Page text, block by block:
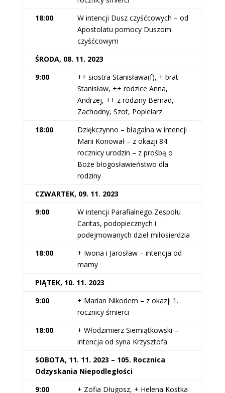
18:00
W intencji Dusz czyśćcowych – od
Apostolatu pomocy Duszom
czyśćcowym
ŚRODA, 08. 11. 2023
9:00
++ siostra Stanisława(f), + brat
Stanisław, ++ rodzice Anna,
Andrzej, ++ z rodziny Bernad,
Zachodny, Szot, Popielarz
18:00
Dziękczynno – błagalna w intencji
Marii Konował – z okazji 84.
rocznicy urodzin – z prośbą o
Boże błogosławieństwo dla
rodziny
CZWARTEK, 09. 11. 2023
9:00
W intencji Parafialnego Zespołu
Caritas, podopiecznych i
podejmowanych dzieł miłosierdzia
18:00
+ Iwona i Jarosław – intencja od
mamy
PIĄTEK, 10. 11. 2023
9:00
+ Marian Nikodem – z okazji 1.
rocznicy śmierci
18:00
+ Włodzimierz Siemiątkowski –
intencja od syna Krzysztofa
SOBOTA, 11. 11. 2023 – 105. Rocznica
Odzyskania Niepodległości
9:00
+ Zofia Długosz, + Helena Kostka